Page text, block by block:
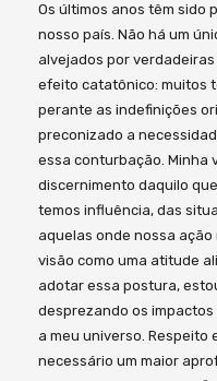
Os últimos anos têm sido
nosso país. Não há um
alvejados por
efeito catatônico: muitos
perante as indefinições
preconizado a
essa conturbação. Minha
discernimento daquilo
temos influência, das
aquelas onde nossa
visão como uma atitude
adotar essa postura,
desprezando os
a meu universo. Respeito
necessário um maior